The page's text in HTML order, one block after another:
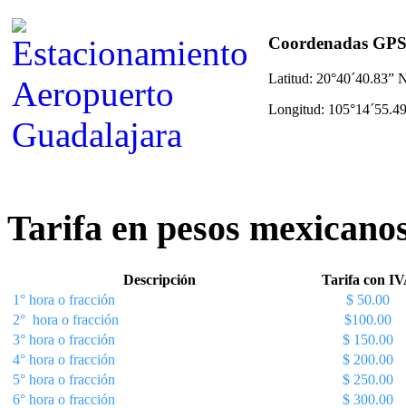
Coordenadas GPS
Latitud: 20°40´40.83”
Longitud:
Tarifa en pesos
Descripción
Tarifa con
1° hora o fracción
$ 50.00
2° hora o fracción
$100.00
3° hora o fracción
$ 150.00
4° hora o fracción
$ 200.00
5° hora o fracción
$ 250.00
6° hora o fracción
$ 300.00